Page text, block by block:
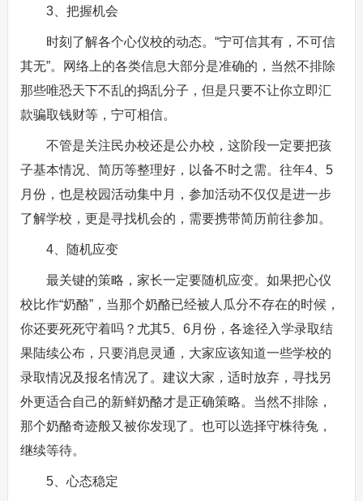
3、把握机会
时刻了解各个心仪校的动态。“宁可信其有，不可信
其无”。网络上的各类信息大部分是准确的，当然不排除
那些唯恐天下不乱的捣乱分子，但是只要不让你立即汇
款骗取钱财等，宁可相信。
不管是关注民办校还是公办校，这阶段一定要把孩
子基本情况、简历等整理好，以备不时之需。往年4、5
月份，也是校园活动集中月，参加活动不仅仅是进一步
了解学校，更是寻找机会的，需要携带简历前往参加。
4、随机应变
最关键的策略，家长一定要随机应变。如果把心仪
校比作“奶酪”，当那个奶酪已经被人瓜分不存在的时候，
你还要死死守着吗？尤其5、6月份，各途径入学录取结
果陆续公布，只要消息灵通，大家应该知道一些学校的
录取情况及报名情况了。建议大家，适时放弃，寻找另
外更适合自己的新鲜奶酪才是正确策略。当然不排除，
那个奶酪奇迹般又被你发现了。也可以选择守株待兔，
继续等待。
5、心态稳定